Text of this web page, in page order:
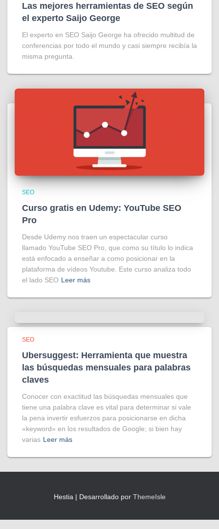
Las mejores herramientas de SEO según
el experto Saijo George
El experto en SEO Saijo George ha ofrecido multitud de
conferencias por todo el mundo y casi siempre recibía la
misma pregunta.
SEO
Curso gratis en Udemy: YouTube SEO
Pro
Desde Udemy nos traen un espectacular curso
llamado YouTube SEO Pro, que como su título lo indica
está enfocado a enseñar a como posicionar en la
plataforma de vídeos Youtube. Este curso analiza todo
el lado SEO Leer más
SEO
Ubersuggest: Herramienta que muestra
las búsquedas mensuales para palabras
claves
Conocer con exactitud las búsquedas mensuales que
tiene una palabra clave es vital para determinar si vale
la pena invertir esfuerzos para posicionarse en dicha
«keyword» en los resultados de Google; si bien hay
varias Leer más
Hestia | Desarrollado por ThemeIsle